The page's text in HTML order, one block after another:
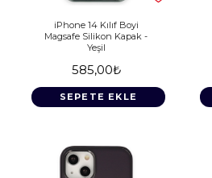
iPhone 14 Kılıf Boyi
Magsafe Silikon Kapak -
Yeşil
585,00₺
SEPETE EKLE